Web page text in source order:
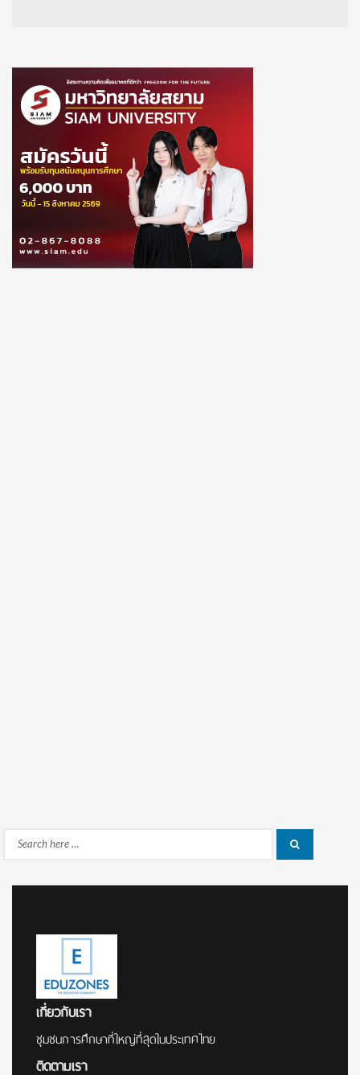
Search
เกี่ยวกับเรา
ชุมชนการศึกษาที่ใหญ่ที่สุดในประเทศไทย
ติดตามเรา